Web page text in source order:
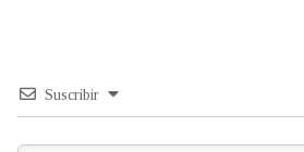
Suscribir